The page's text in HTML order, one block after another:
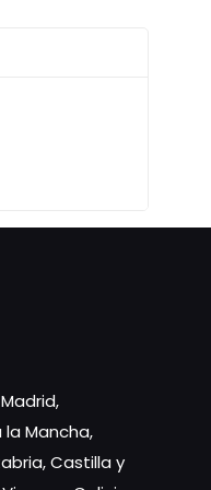
la Mancha,
Castilla y